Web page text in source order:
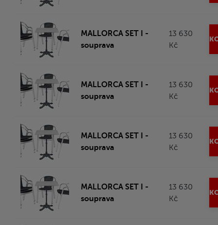
MALLORCA SET I -
souprava
13 630
Kč
MALLORCA SET I -
souprava
13 630
Kč
MALLORCA SET I -
souprava
13 630
Kč
MALLORCA SET I -
souprava
13 630
Kč